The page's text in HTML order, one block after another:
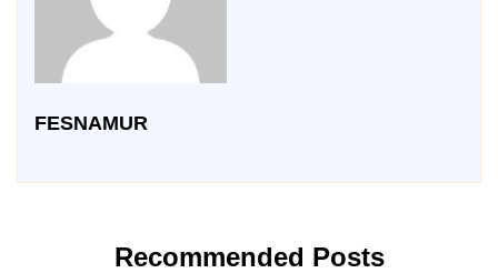
FESNAMUR
Recommended Posts